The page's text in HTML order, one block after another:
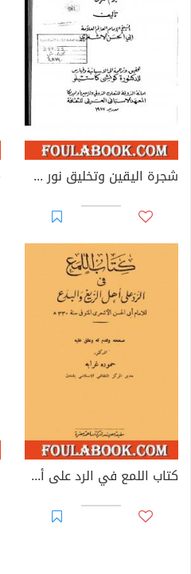
شجرة اليقين وتخليق نور سيد المرسلين وبيان حال الخلائق يوم الدين
كتاب اللمع في الرد على أهل الزيغ والبدع